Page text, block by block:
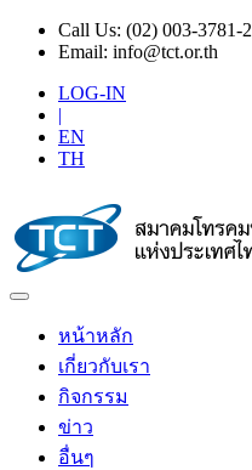
Call Us: (02) 003-3781-2
Email: info@tct.or.th
LOG-IN
|
EN
TH
หน้าหลัก
เกี่ยวกับเรา
กิจกรรม
ข่าว
อื่นๆ